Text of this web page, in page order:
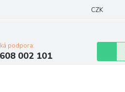
Mapa serveruCZK
podpora:
002 101